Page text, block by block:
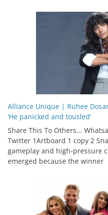
Alliance Unique | Ruhee
‘He panicked and tousled’
Share This To Others...
Twitter 1Artboard 1 copy 2
gameplay and high-pressure
emerged because the winner